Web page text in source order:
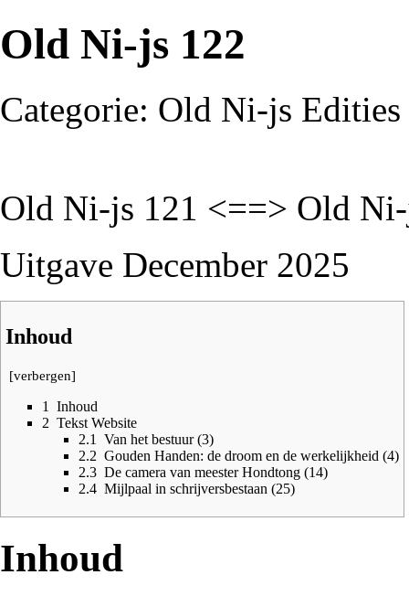
Old Ni-js 122
Categorie: Old Ni-js Edities
Old Ni-js 121 <==> Old
Uitgave December 2025
Inhoud
[verbergen]
1
Inhoud
2 Tekst Website
2.1
Van het bestuur (3)
2.2 Gouden Handen: de droom en de werkelijkheid (4)
2.3 De camera van meester Hondtong (14)
2.4 Mijlpaal in schrijversbestaan (25)
Inhoud